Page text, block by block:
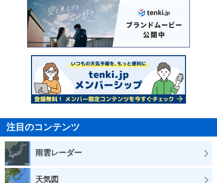
注目のコンテンツ
雨雲レーダー
天気図